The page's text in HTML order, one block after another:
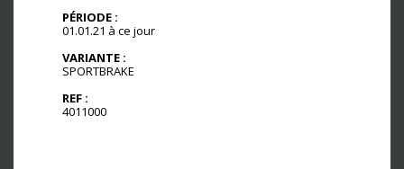
PÉRIODE :
01.01.21 à ce jour
VARIANTE :
SPORTBRAKE
REF :
4011000